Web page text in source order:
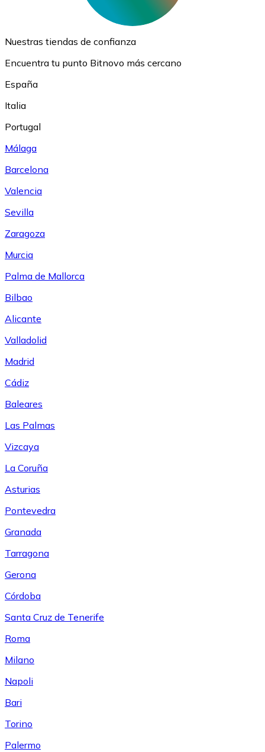
Nuestras tiendas de confianza
Encuentra tu punto Bitnovo más cercano
España
Italia
Portugal
Málaga
Barcelona
Valencia
Sevilla
Zaragoza
Murcia
Palma de Mallorca
Bilbao
Alicante
Valladolid
Madrid
Cádiz
Baleares
Las Palmas
Vizcaya
La Coruña
Asturias
Pontevedra
Granada
Tarragona
Gerona
Córdoba
Santa Cruz de Tenerife
Roma
Milano
Napoli
Bari
Torino
Palermo